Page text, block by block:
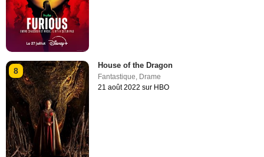
8
House of the Dragon
Fantastique, Drame
21 août 2022 sur HBO